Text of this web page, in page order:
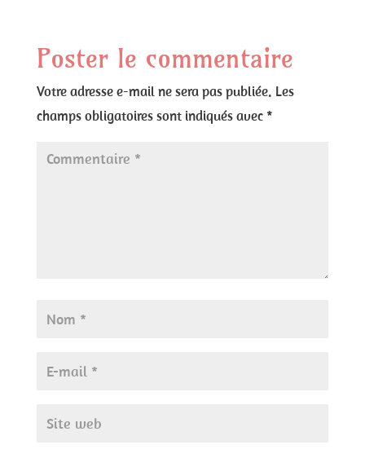
Poster le commentaire
Votre adresse e-mail ne sera pas publiée. Les
champs obligatoires sont indiqués avec *